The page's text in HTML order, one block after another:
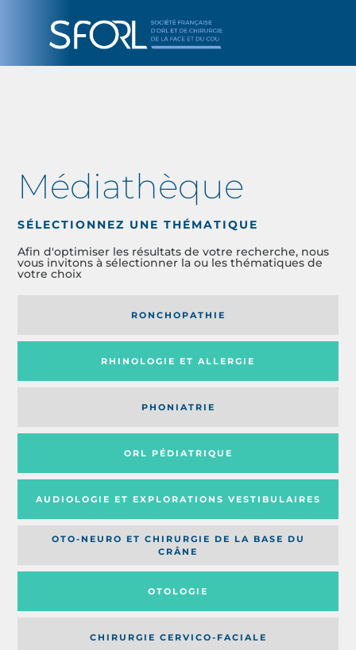
Médiathèque
SÉLECTIONNEZ UNE THÉMATIQUE
Afin d'optimiser les résultats de votre recherche, nous
vous invitons à sélectionner la ou les thématiques de
votre choix
RONCHOPATHIE
RHINOLOGIE ET ALLERGIE
PHONIATRIE
ORL PÉDIATRIQUE
AUDIOLOGIE ET EXPLORATIONS VESTIBULAIRES
OTO-NEURO ET CHIRURGIE DE LA BASE DU
CRÂNE
OTOLOGIE
CHIRURGIE CERVICO-FACIALE